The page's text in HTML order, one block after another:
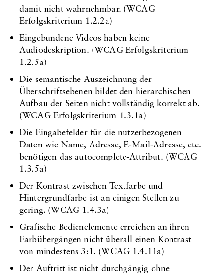
damit nicht wahrnehmbar. (WCAG
Erfolgskriterium 1.2.2a)
Eingebundene Videos haben keine
Audiodeskription. (WCAG Erfolgskriterium
1.2.5a)
Die semantische Auszeichnung der
Überschriftsebenen bildet den hierarchischen
Aufbau der Seiten nicht vollständig korrekt ab.
(WCAG Erfolgskriterium 1.3.1a)
Die Eingabefelder für die nutzerbezogenen
Daten wie Name, Adresse, E-Mail-Adresse, etc.
benötigen das autocomplete-Attribut. (WCAG
1.3.5a)
Der Kontrast zwischen Textfarbe und
Hintergrundfarbe ist an einigen Stellen zu
gering. (WCAG 1.4.3a)
Grafische Bedienelemente erreichen an ihren
Farbübergängen nicht überall einen Kontrast
von mindestens 3:1. (WCAG 1.4.11a)
Der Auftritt ist nicht durchgängig ohne